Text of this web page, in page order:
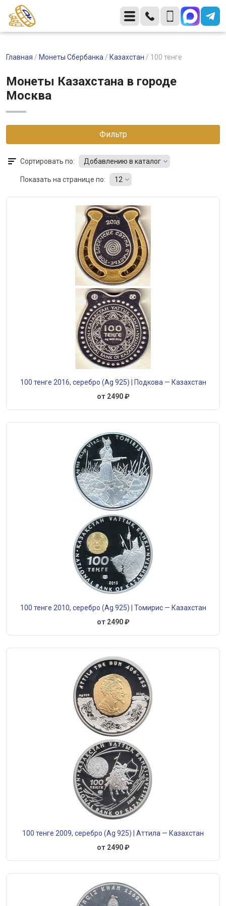
Главная / Монеты Сбербанка / Казахстан / 100 тенге
Монеты Казахстана в городе
Москва
Фильтр
Сортировать по: Добавлению в каталог
Показать на странице по: 12
100 тенге 2016, серебро (Ag 925) | Подкова — Казахстан
от 2490 ₽
100 тенге 2010, серебро (Ag 925) | Томирис — Казахстан
от 2490 ₽
100 тенге 2009, серебро (Ag 925) | Аттила — Казахстан
от 2490 ₽